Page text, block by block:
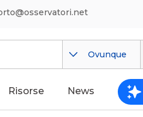
Ovunque
Risorse News